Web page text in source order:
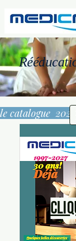
le catalogue